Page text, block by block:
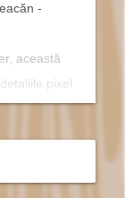
-
această
pixel